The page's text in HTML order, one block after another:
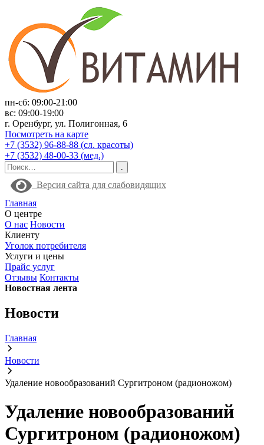
пн-сб: 09:00-21:00
вс: 09:00-19:00
г. Оренбург, ул. Полигонная, 6
Посмотреть на карте
+7 (3532) 96-88-88 (сл. красоты)
+7 (3532) 48-00-33 (мед.)
Версия сайта для слабовидящих
Главная
О центре
О нас Новости
Клиенту
Уголок потребителя
Услуги и цены
Прайс услуг
Отзывы Контакты
Новостная лента
Новости
Главная
Новости
Удаление новообразований Сургитроном (радионожом)
Удаление новообразований
Сургитроном (радионожом)